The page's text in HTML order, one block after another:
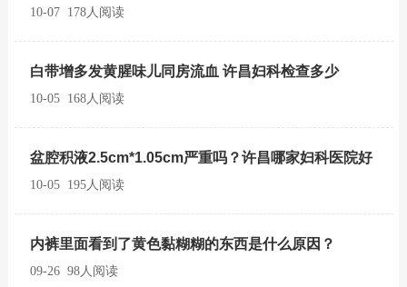
10-07 178人阅读
白带增多发黄腥味儿同房流血 许昌妇科检查多少
10-05 168人阅读
盆腔积液2.5cm*1.05cm严重吗？许昌哪家妇科医院好
10-05 195人阅读
内裤里面看到了黄色黏糊糊的东西是什么原因？
09-26 98人阅读